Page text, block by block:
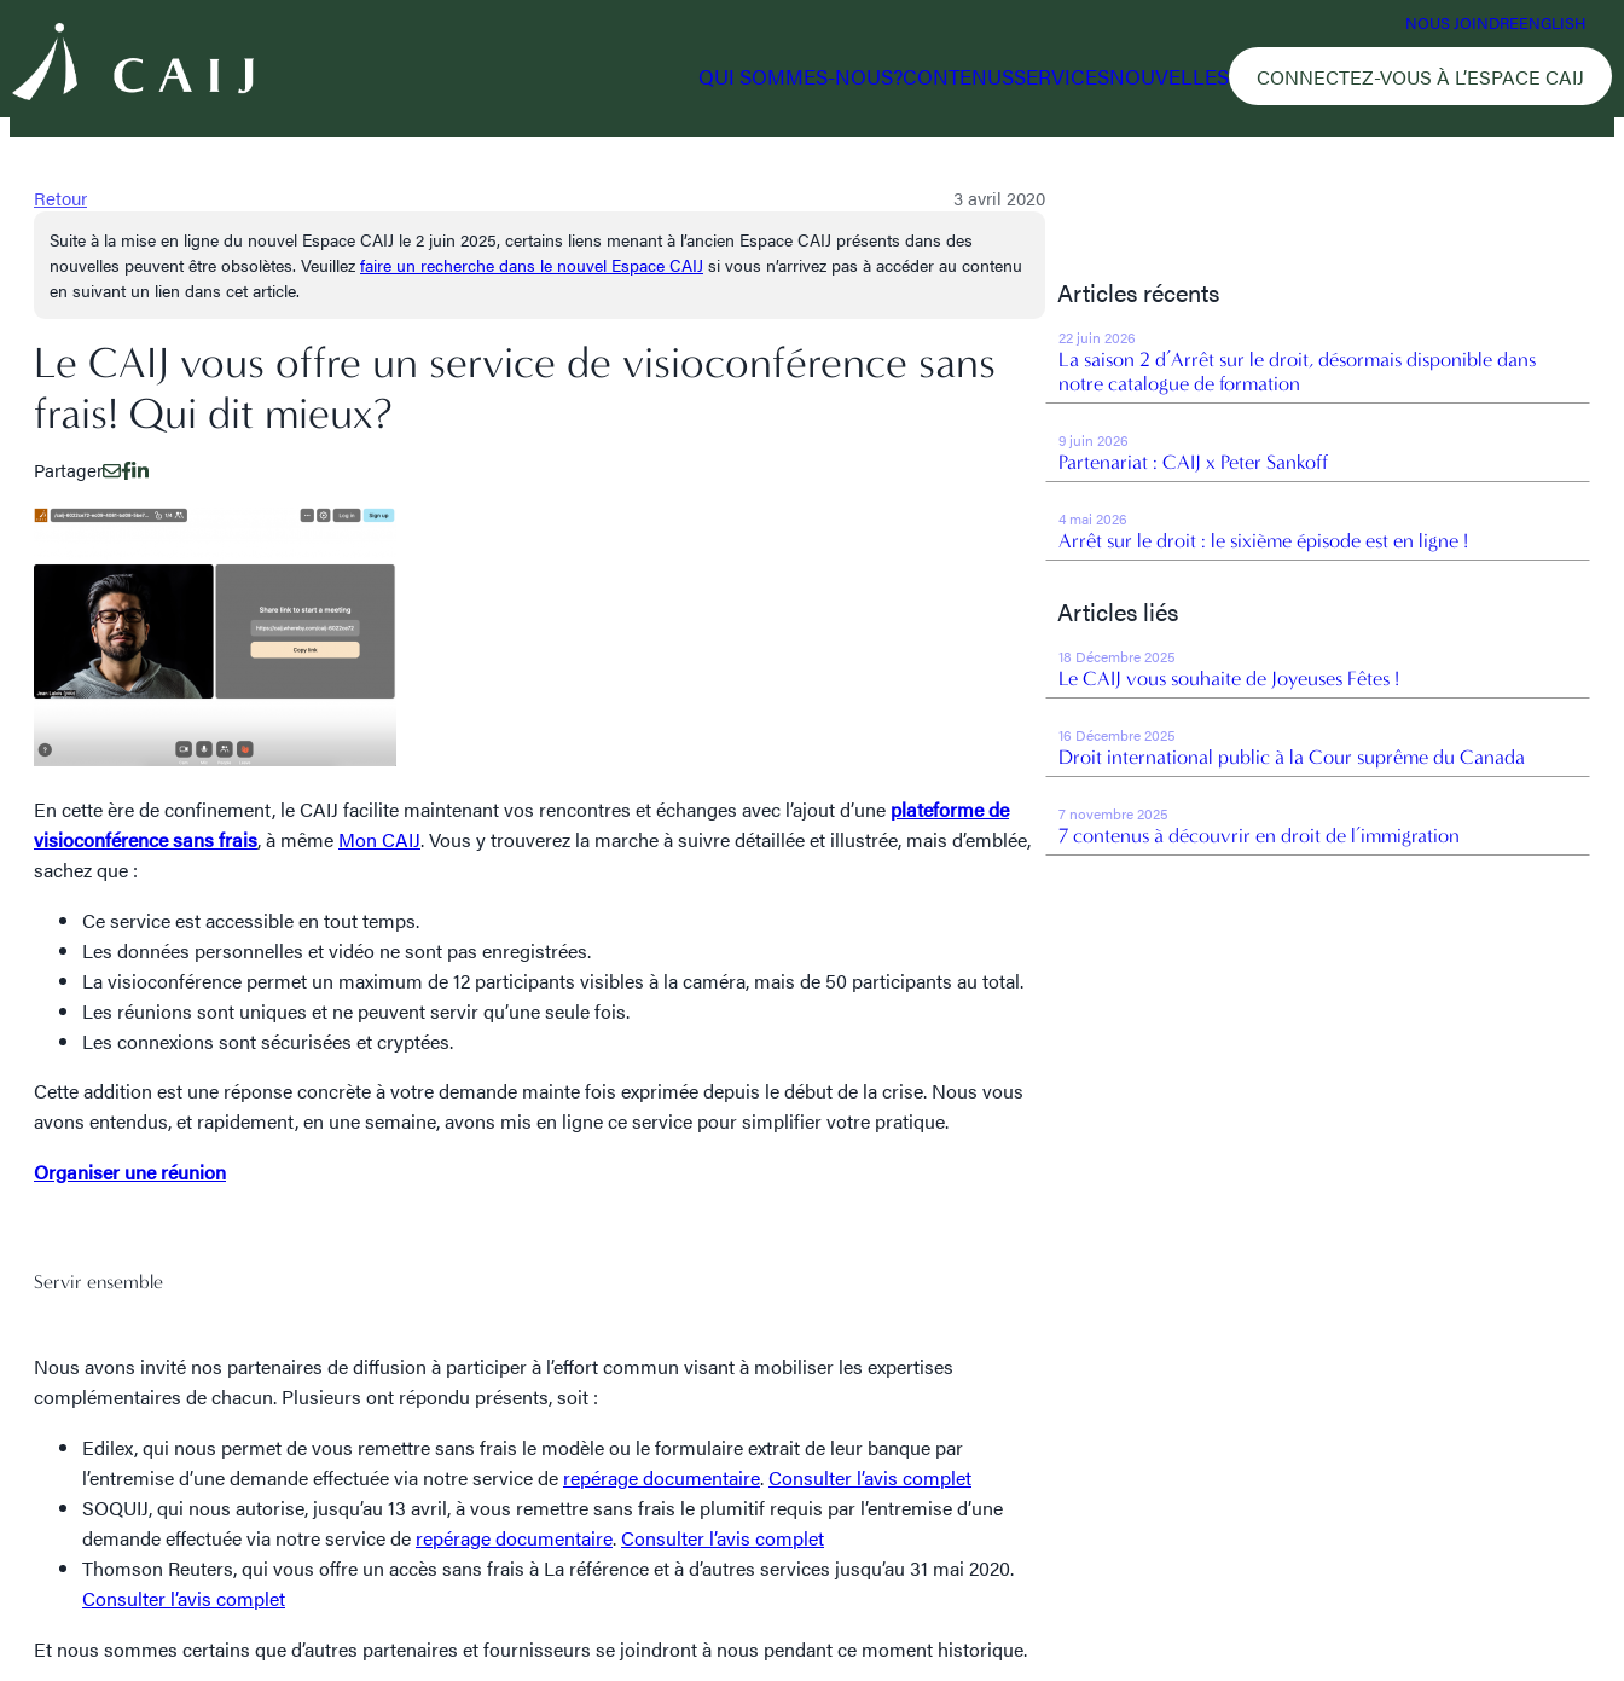
NOUS JOINDREENGLISH
QUI SOMMES-NOUS?CONTENUSSERVICESNOUVELLES CONNECTEZ-VOUS À L’ESPACE CAIJ
Retour 3 avril 2020
Suite à la mise en ligne du nouvel Espace CAIJ le 2 juin 2025, certains liens menant à l’ancien Espace CAIJ présents dans des
nouvelles peuvent être obsolètes. Veuillez faire un recherche dans le nouvel Espace CAIJ si vous n’arrivez pas à accéder au contenu
en suivant un lien dans cet article.
Le CAIJ vous offre un service de visioconférence sans
frais! Qui dit mieux?
Partager
En cette ère de confinement, le CAIJ facilite maintenant vos rencontres et échanges avec l’ajout d’une plateforme de
visioconférence sans frais, à même Mon CAIJ. Vous y trouverez la marche à suivre détaillée et illustrée, mais d’emblée,
sachez que :
Ce service est accessible en tout temps.
Les données personnelles et vidéo ne sont pas enregistrées.
La visioconférence permet un maximum de 12 participants visibles à la caméra, mais de 50 participants au total.
Les réunions sont uniques et ne peuvent servir qu’une seule fois.
Les connexions sont sécurisées et cryptées.
Cette addition est une réponse concrète à votre demande mainte fois exprimée depuis le début de la crise. Nous vous
avons entendus, et rapidement, en une semaine, avons mis en ligne ce service pour simplifier votre pratique.
Organiser une réunion
Servir ensemble
Nous avons invité nos partenaires de diffusion à participer à l’effort commun visant à mobiliser les expertises
complémentaires de chacun. Plusieurs ont répondu présents, soit :
Edilex, qui nous permet de vous remettre sans frais le modèle ou le formulaire extrait de leur banque par
l’entremise d’une demande effectuée via notre service de repérage documentaire.Consulter l’avis complet
SOQUIJ, qui nous autorise, jusqu’au 13 avril, à vous remettre sans frais le plumitif requis par l’entremise d’une
demande effectuée via notre service de repérage documentaire.Consulter l’avis complet
Thomson Reuters, qui vous offre un accès sans frais à La référence et à d’autres services jusqu’au 31 mai 2020.
Consulter l’avis complet
Et nous sommes certains que d’autres partenaires et fournisseurs se joindront à nous pendant ce moment historique.
Articles récents
22 juin 2026
La saison 2 d’Arrêt sur le droit, désormais disponible dans
notre catalogue de formation
9 juin 2026
Partenariat : CAIJ x Peter Sankoff
4 mai 2026
Arrêt sur le droit : le sixième épisode est en ligne !
Articles liés
18 Décembre 2025
Le CAIJ vous souhaite de Joyeuses Fêtes !
16 Décembre 2025
Droit international public à la Cour suprême du Canada
7 novembre 2025
7 contenus à découvrir en droit de l’immigration